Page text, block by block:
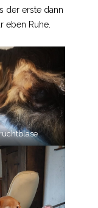
der erste dann
eben Ruhe.